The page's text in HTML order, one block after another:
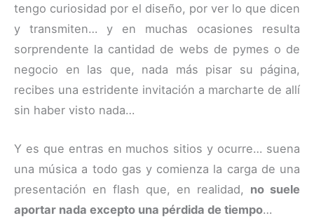
tengo curiosidad por el diseño, por ver lo que dicen
y transmiten… y en muchas ocasiones resulta
sorprendente la cantidad de webs de pymes o de
negocio en las que, nada más pisar su página,
recibes una estridente invitación a marcharte de allí
sin haber visto nada…
Y es que entras en muchos sitios y ocurre… suena
una música a todo gas y comienza la carga de una
presentación en flash que, en realidad, no suele
aportar nada excepto una pérdida de tiempo…